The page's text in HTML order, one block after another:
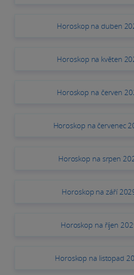
Horoskop na duben
Horoskop na květen
Horoskop na červen
Horoskop na červenec
Horoskop na srpen
Horoskop na září
Horoskop na říjen
Horoskop na listopad